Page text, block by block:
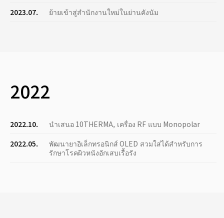
2023.07.
ย้ายเข้าสู่สำนักงานใหม่ในย่านคังนัม
2022
2022.10.
นำเสนอ 10THERMA, เครื่อง RF แบบ Monopolar
2022.05.
พัฒนายาอิเล็กทรอนิกส์ OLED สวมใส่ได้สำหรับการ
รักษาโรคผิวหนังอักเสบเรื้อรัง